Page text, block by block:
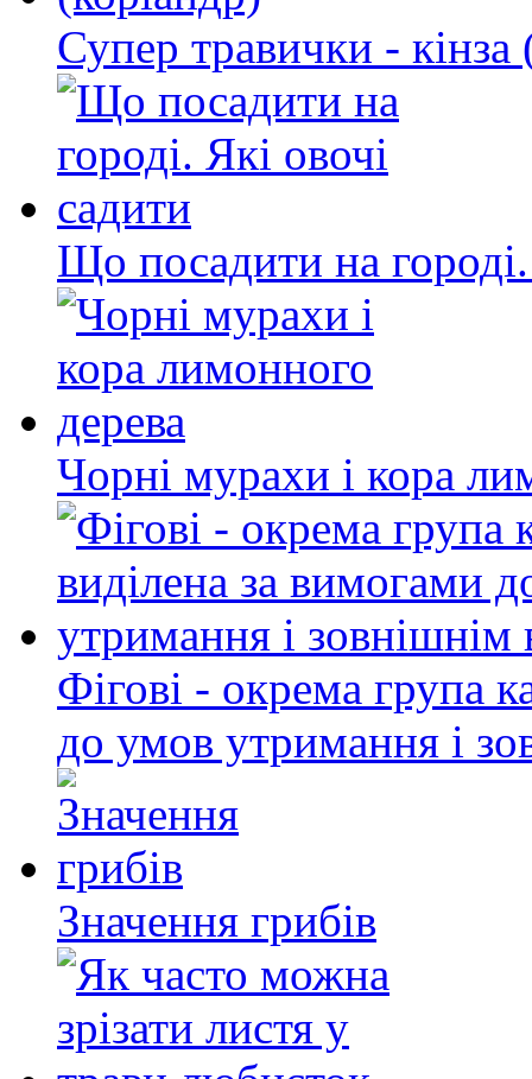
Супер травички - кінза
Що посадити на
Чорні мурахи і кора
Фігові - окрема група
до умов утримання і
Значення грибів